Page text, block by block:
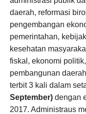
daerah, reformasi
pengembangan
pemerintahan,
kesehatan
fiskal, ekonomi
pembangunan
terbit 3 kali dalam
September)dengan
2017. Administraus